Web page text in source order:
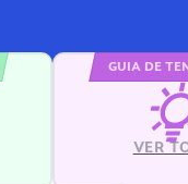
GUIA DE
VER